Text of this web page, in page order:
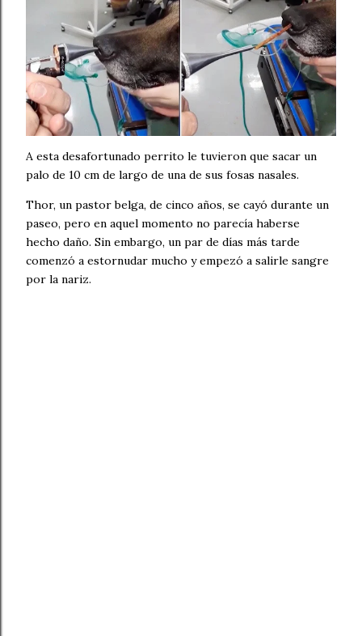
A esta desafortunado perrito le tuvieron que sacar un
palo de 10 cm de largo de una de sus fosas nasales.
Thor, un pastor belga, de cinco años, se cayó durante un
paseo, pero en aquel momento no parecía haberse
hecho daño. Sin embargo, un par de días más tarde
comenzó a estornudar mucho y empezó a salirle sangre
por la nariz.